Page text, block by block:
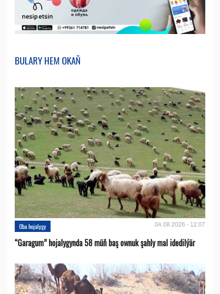
BULARY HEM OKAŇ
Oba hojalygy 04.08.2026 - 12:07
“Garagum” hojalygynda 58 müň baş ownuk şahly mal idedilýär